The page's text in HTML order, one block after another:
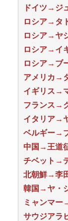
ドイツ→ジ
ロシア→タ
ロシア→ヤ
ロシア→イ
ロシア→ブ
アメリカ→
イギリス→
フランス→
イタリア→
ベルギー→
中国→王道
チベット→
北朝鮮→李
韓国→ヤ・
ミャンマー
サウジアラ